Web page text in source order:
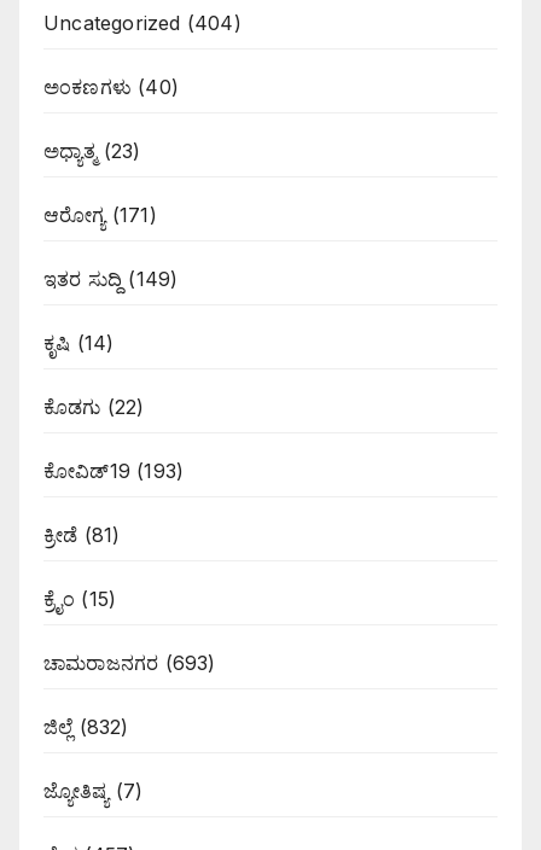
Uncategorized (404)
ಅಂಕಣಗಳು (40)
ಅಧ್ಯಾತ್ಮ(23)
ಆರೋಗ್ಯ(171)
ಇತರ ಸುದ್ದಿ (149)
ಕೃಷಿ (14)
ಕೊಡಗು (22)
ಕೋವಿಡ್19 (193)
ಕ್ರೀಡೆ (81)
ಕ್ರೈಂ (15)
ಚಾಮರಾಜನಗರ (693)
ಜಿಲ್ಲೆ (832)
ಜ್ಯೋತಿಷ್ಯ (7)